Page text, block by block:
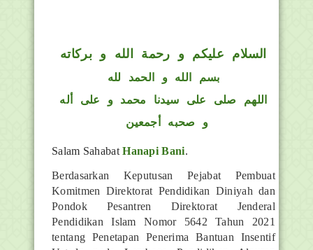
السلام عليكم و رحمة الله و بركاته
بسم الله و الحمد لله
اللهم صلى على سيدنا محمد و على أله
و صحبه أجمعين
Salam SahabatHanapi Bani.
Berdasarkan Keputusan Pejabat Pembuat
Komitmen Direktorat Pendidikan Diniyah dan
Pondok Pesantren Direktorat Jenderal
Pendidikan Islam Nomor 5642 Tahun 2021
tentang Penetapan Penerima Bantuan Insentif